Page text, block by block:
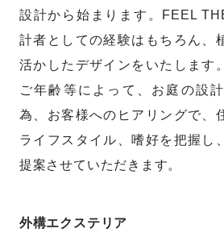
設計から始まります。FEEL
計者としての経験はもちろん、
活かしたデザインをいたします
ご年齢等によって、お庭の設
為、お客様へのヒアリングで、
ライフスタイル、嗜好を把握し
提案させていただきます。
外構エクステリア